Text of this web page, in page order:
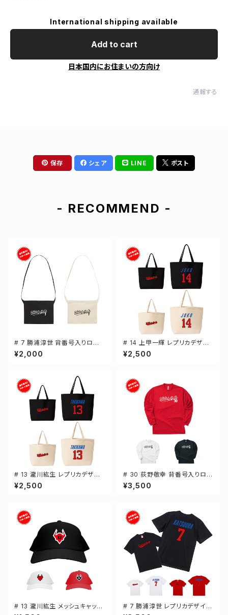
International shipping available
Add to cart
日本国内にお住まいの方向け
通報する
保存 シェア LINE ポスト
- RECOMMEND -
# 7 勝浦淳世 背番号入りロゴ
キャンバスサコッシュ 選手還元
2カラー 001461
¥2,000
# 14 上甲一輝 レプリカデザイ
ン 選手還元 キャンバストートバ
ッグ 2カラー MLサイズ 00077
¥2,500
# 13 瀧川紘生 レプリカデザイ
ン 選手還元 キャンバストートバ
ッグ 2カラー MLサイズ 00077
¥2,500
# 30 荻野敬幸 背番号入りロゴ
ドライTシャツ 長袖 選手還元 3
カラー S-5Lサイズ 000304
¥3,500
# 13 瀧川紘生 メッシュキャップ
# 7 勝浦淳世 レプリカデザイン